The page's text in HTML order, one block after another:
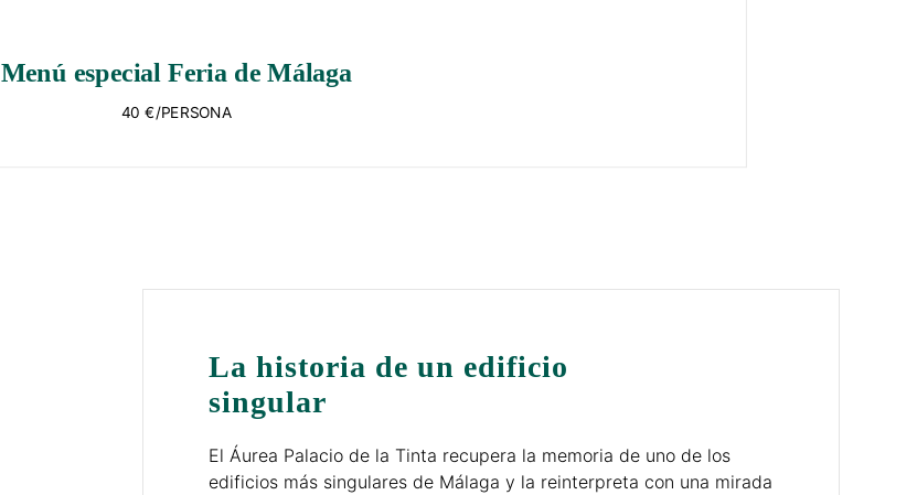
Menú especial Feria de Málaga
40 €/PERSONA
La historia de un edificio
singular
El Áurea Palacio de la Tinta recupera la memoria de uno de los
edificios más singulares de Málaga y la reinterpreta con una mirada